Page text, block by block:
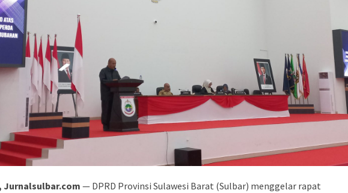
Jurnalsulbar.com— DPRD Provinsi Sulawesi Barat (Sulbar) menggelar rapat